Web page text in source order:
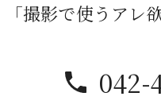
「撮影で使うアレ
042-